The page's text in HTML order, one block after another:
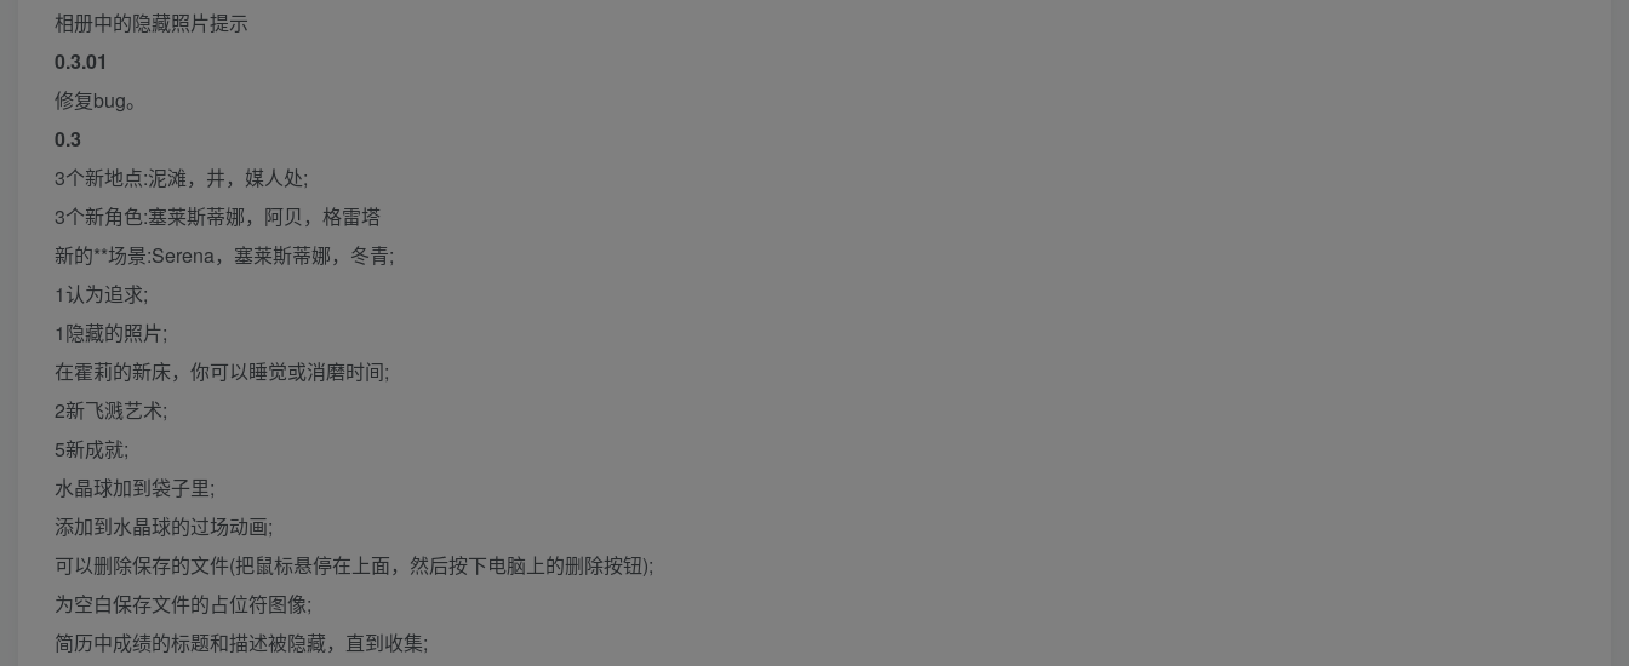
相册中的隐藏照片提示
0.3.01
修复bug。
0.3
3个新地点:泥滩，井，媒人处;
3个新角色:塞莱斯蒂娜，阿贝，格雷塔
新的**场景:Serena，塞莱斯蒂娜，冬青;
1认为追求;
1隐藏的照片;
在霍莉的新床，你可以睡觉或消磨时间;
2新飞溅艺术;
5新成就;
水晶球加到袋子里;
添加到水晶球的过场动画;
可以删除保存的文件(把鼠标悬停在上面，然后按下电脑上的删除按钮);
为空白保存文件的占位符图像;
简历中成绩的标题和描述被隐藏，直到收集;